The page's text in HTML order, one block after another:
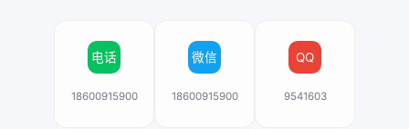
电话
18600915900
微信
18600915900
QQ
9541603